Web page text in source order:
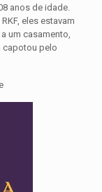
anos de idade.
eles estavam
um casamento,
capotou pelo